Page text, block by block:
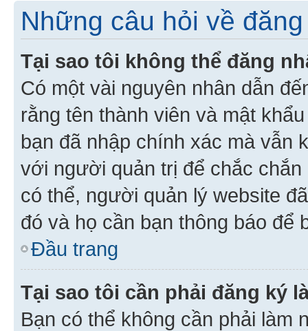
Những câu hỏi về
Tại sao tôi không thể đăng
Có một vài nguyên nhân dẫn
rằng tên thành viên và mật
bạn đã nhập chính xác mà vẫn
với người quản trị để chắc
có thể, người quản lý website
đó và họ cần bạn thông báo để
Đầu trang
Tại sao tôi cần phải đăng ký
Bạn có thể không cần phải làm